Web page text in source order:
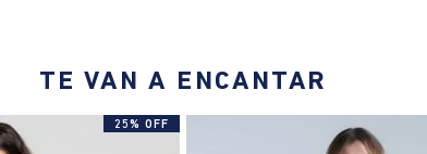
TE VAN A ENCANTAR
25% OFF